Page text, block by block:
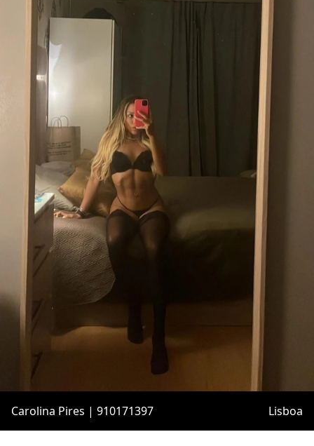
Carolina Pires | 910171397 Lisboa